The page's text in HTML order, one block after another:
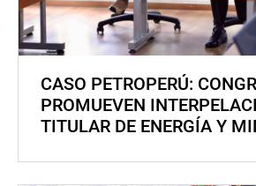
CASO PETROPERÚ:
PROMUEVEN
TITULAR DE ENERGÍA Y